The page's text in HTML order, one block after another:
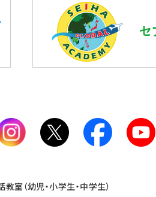
室（幼児・小学生・中学生）